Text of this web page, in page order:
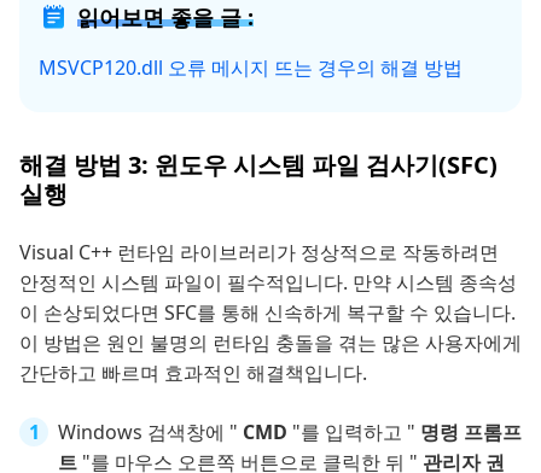
읽어보면 좋을 글 :
MSVCP120.dll 오류 메시지 뜨는 경우의 해결 방법
해결 방법 3: 윈도우 시스템 파일 검사기(SFC)
실행
Visual C++ 런타임 라이브러리가 정상적으로 작동하려면
안정적인 시스템 파일이 필수적입니다. 만약 시스템 종속성
이 손상되었다면 SFC를 통해 신속하게 복구할 수 있습니다.
이 방법은 원인 불명의 런타임 충돌을 겪는 많은 사용자에게
간단하고 빠르며 효과적인 해결책입니다.
Windows 검색창에 " CMD "를 입력하고 " 명령 프롬프
트 "를 마우스 오른쪽 버튼으로 클릭한 뒤 " 관리자 권